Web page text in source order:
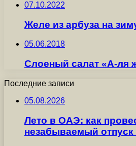
07.10.2022
Желе из арбуза на
05.06.2018
Слоеный салат «А-ля
Последние записи
05.08.2026
Лето в ОАЭ: как
незабываемый отпуск